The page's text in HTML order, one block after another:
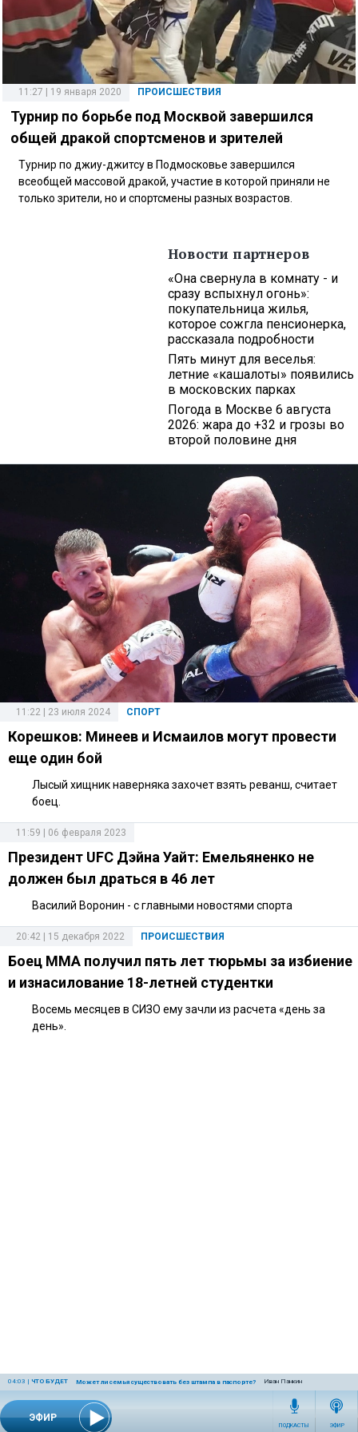
ЭФИР
04:03 | ЧТО БУДЕТ Может ли семья существовать без штампа в паспорте? Иван Панкин
ПОДКАСТЫ ЭФИР
11:27 | 19 января 2020 ПРОИСШЕСТВИЯ
Турнир по борьбе под Москвой завершился
общей дракой спортсменов и зрителей
Турнир по джиу-джитсу в Подмосковье завершился
всеобщей массовой дракой, участие в которой приняли не
только зрители, но и спортсмены разных возрастов.
Новости партнеров
«Она свернула в комнату - и
сразу вспыхнул огонь»:
покупательница жилья,
которое сожгла пенсионерка,
рассказала подробности
Пять минут для веселья:
летние «кашалоты» появились
в московских парках
Погода в Москве 6 августа
2026: жара до +32 и грозы во
второй половине дня
СПОРТ
11:22 | 23 июля 2024
Корешков: Минеев и Исмаилов могут провести
еще один бой
Лысый хищник наверняка захочет взять реванш, считает
боец.
11:59 | 06 февраля 2023
Президент UFC Дэйна Уайт: Емельяненко не
должен был драться в 46 лет
Василий Воронин - с главными новостями спорта
ПРОИСШЕСТВИЯ
20:42 | 15 декабря 2022
Боец ММА получил пять лет тюрьмы за избиение
и изнасилование 18-летней студентки
Восемь месяцев в СИЗО ему зачли из расчета «день за
день».